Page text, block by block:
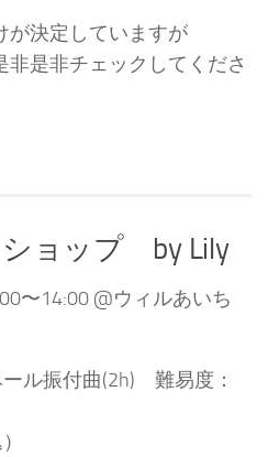
が決定していますが
非是非チェックしてくださ
ョップ by Lily
〜14:00 @ウィルあいち
ル振付曲(2h) 難易度：